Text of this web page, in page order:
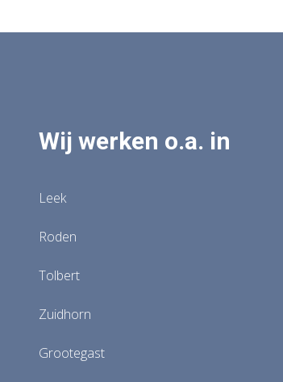
Wij werken o.a. in
Leek
Roden
Tolbert
Zuidhorn
Grootegast